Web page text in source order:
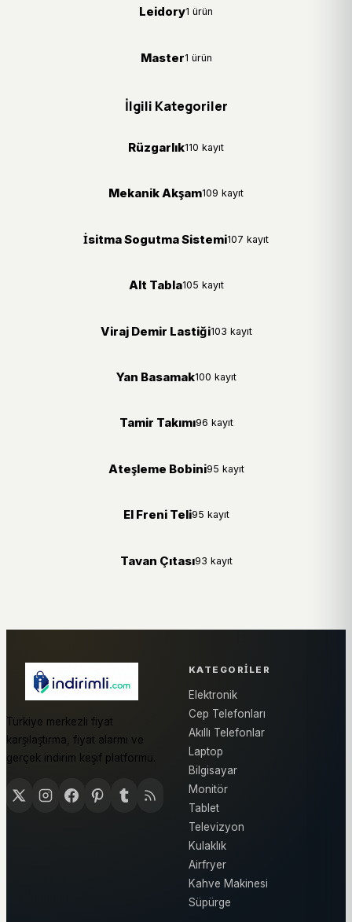
Leidory1 ürün
Master1 ürün
İlgili Kategoriler
Rüzgarlık110 kayıt
Mekanik Akşam109 kayıt
İsitma Sogutma Sistemi107 kayıt
Alt Tabla105 kayıt
Viraj Demir Lastiği103 kayıt
Yan Basamak100 kayıt
Tamir Takımı96 kayıt
Ateşleme Bobini95 kayıt
El Freni Teli95 kayıt
Tavan Çıtası93 kayıt
Türkiye merkezli fiyat
karşılaştırma, fiyat alarmı ve
gerçek indirim keşif platformu.
KATEGORILER
Elektronik
Cep Telefonları
Akıllı Telefonlar
Laptop
Bilgisayar
Monitör
Tablet
Televizyon
Kulaklık
Airfryer
Kahve Makinesi
Süpürge